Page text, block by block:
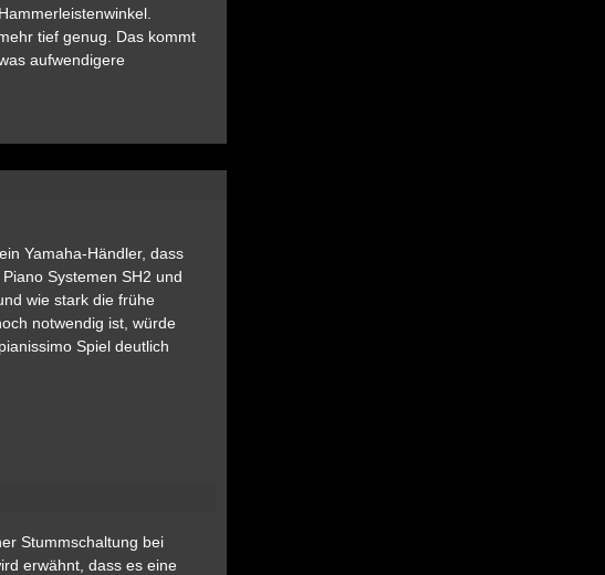
tief genug. Das kommt
aufwendigere
Yamaha-Händler, dass
Systemen SH2 und
wie stark die frühe
notwendig ist, würde
Spiel deutlich
Stummschaltung bei
erwähnt, dass es eine